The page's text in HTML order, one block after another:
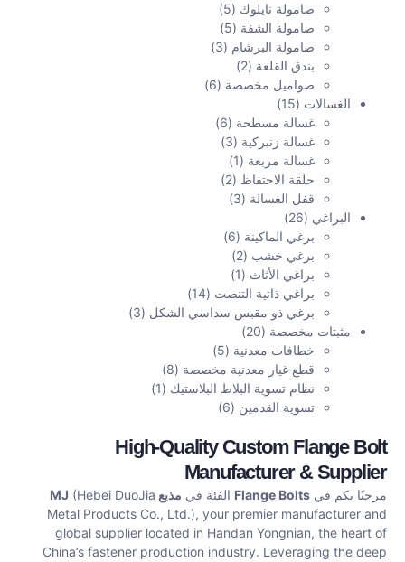
صامولة نايلوك (5)
صامولة الشفة (5)
صامولة البرشام (3)
بندق القلعة (2)
صواميل مخصصة (6)
الغسالات (15)
غسالة مسطحة (6)
غسالة زنبركية (3)
غسالة مربعة (1)
حلقة الاحتفاظ (2)
قفل الغسالة (3)
البراغي (26)
برغي الماكينة (6)
برغي خشب (2)
براغي الأثاث (1)
براغي ذاتية التنصت (14)
برغي ذو مقبس سداسي الشكل (3)
مثبتات مخصصة (20)
خطافات معدنية (5)
قطع غيار معدنية مخصصة (8)
نظام تسوية البلاط البلاستيك (1)
تسوية القدمين (6)
High-Quality Custom Flange Bolt
Manufacturer & Supplier
مرحبًا بكم في Flange Bolts الفئة في مذيع MJ (Hebei DuoJia
Metal Products Co., Ltd.), your premier manufacturer and
global supplier located in Handan Yongnian, the heart of
China’s fastener production industry. Leveraging the deep